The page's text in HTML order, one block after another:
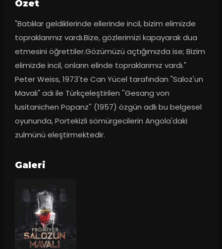
Ozet
"Batılılar geldiklerinde ellerinde incil, bizim elimizde
topraklarımız vardı.Bize, gözlerimizi kapayarak dua
etmesini öğrettiler.Gözümüzü açtığımızda ise; Bizim
elimizde incil, onların elinde topraklarımız vardı."
Peter Weiss, 1973'te Can Yücel tarafından "Saloz'un
Mavalı" adı ile Türkçeleştirilen ''Gesang von
lusitanichen Popanz'' (1957) özgün adlı bu belgesel
oyununda, Portekizli sömürgecilerin Angola'daki
zulmünü eleştirmektedir.
Galeri